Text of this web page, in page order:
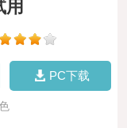
用
PC下载